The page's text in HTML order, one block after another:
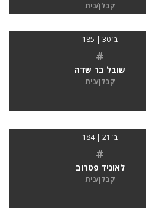
קבלן/נית
בן 30 | 185
#
שובל בר שדה
קבלן/נית
בן 21 | 184
#
לאוניד פטרוב
קבלן/נית